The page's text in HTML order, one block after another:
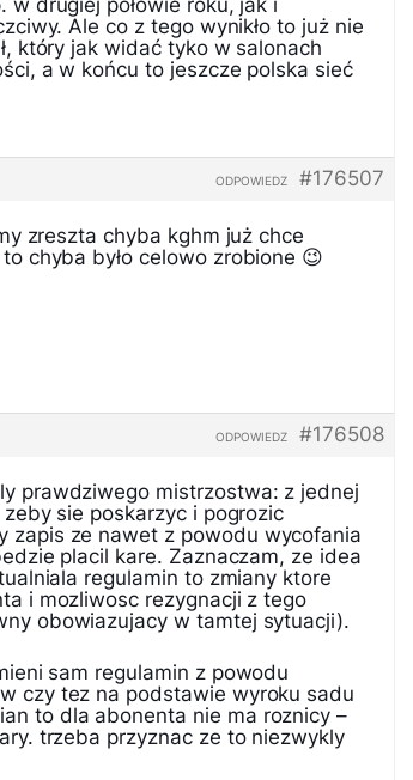
drugiej połowie roku, jak i
Ale co z tego wynikło to już nie
który jak widać tyko w salonach
a w końcu to jeszcze polska sieć
#176507
ODPOWIEDZ
zreszta chyba kghm już chce
chyba było celowo zrobione 😉
#176508
ODPOWIEDZ
prawdziwego mistrzostwa: z jednej
sie poskarzyc i pogrozic
zapis ze nawet z powodu wycofania
placil kare. Zaznaczam, ze idea
regulamin to zmiany ktore
i mozliwosc rezygnacji z tego
obowiazujacy w tamtej sytuacji).
sam regulamin z powodu
czy tez na podstawie wyroku sadu
to dla abonenta nie ma roznicy –
trzeba przyznac ze to niezwykly